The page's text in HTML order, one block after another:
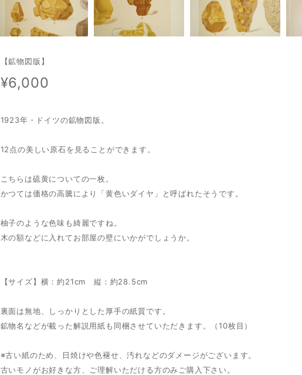
【鉱物図版】
¥6,000
1923年・ドイツの鉱物図版。
12点の美しい原石を見ることができます。
こちらは硫黄についての一枚。
かつては価格の高騰により「黄色いダイヤ」と呼ばれたそうです。
柚子のような色味も綺麗ですね。
木の額などに入れてお部屋の壁にいかがでしょうか。
【サイズ】横：約21cm 縦：約28.5cm
裏面は無地、しっかりとした厚手の紙質です。
鉱物名などが載った解説用紙も同梱させていただきます。（10枚目）
※古い紙のため、日焼けや色褪せ、汚れなどのダメージがございます。
古いモノがお好きな方、ご理解いただける方のみご購入下さい。